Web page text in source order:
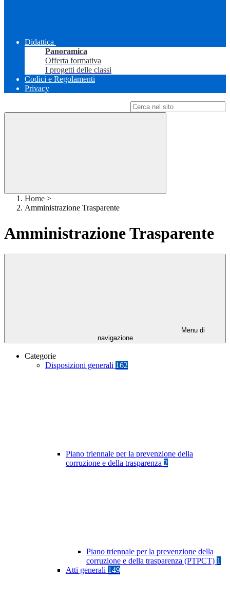
Didattica
Panoramica
Offerta formativa
I progetti delle classi
Codici e Regolamenti
Privacy
Home >
Amministrazione Trasparente
Amministrazione Trasparente
Menu di
navigazione
Categorie
Disposizioni generali 162
Piano triennale per la prevenzione della
corruzione e della trasparenza 2
Piano triennale per la prevenzione della
corruzione e della trasparenza (PTPCT) 1
Atti generali 149